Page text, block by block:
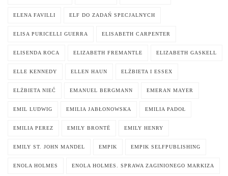
ELENA FAVILLI ELF DO ZADAŃ SPECJALNYCH
ELISA PURICELLI GUERRA ELISABETH CARPENTER
ELISENDA ROCA ELIZABETH FREMANTLE ELIZABETH GASKELL
ELLE KENNEDY ELLEN HAUN ELŻBIETA I ESSEX
ELŻBIETA NIEĆ EMANUEL BERGMANN EMERAN MAYER
EMIL LUDWIG EMILIA JABŁONOWSKA EMILIA PADOŁ
EMILIA PEREZ EMILY BRONTË EMILY HENRY
EMILY ST. JOHN MANDEL EMPIK EMPIK SELFPUBLISHING
ENOLA HOLMES ENOLA HOLMES. SPRAWA ZAGINIONEGO MARKIZA